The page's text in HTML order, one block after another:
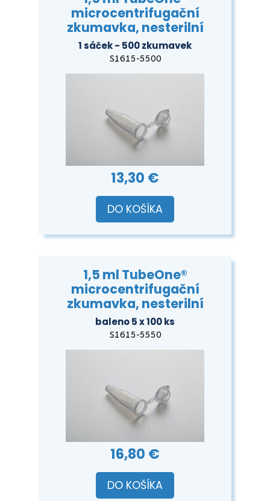
microcentrifugační
zkumavka, nesterilní
1 sáček - 500 zkumavek
S1615-5500
13,30 €
DO KOŠÍKA
1,5 ml TubeOne®
microcentrifugační
zkumavka, nesterilní
baleno 5 x 100 ks
S1615-5550
16,80 €
DO KOŠÍKA